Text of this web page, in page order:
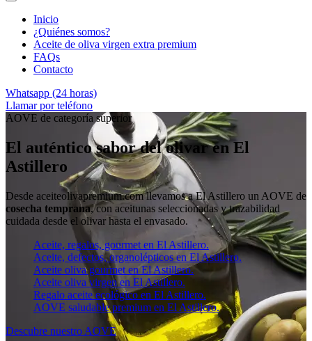
Inicio
¿Quiénes somos?
Aceite de oliva virgen extra premium
FAQs
Contacto
Whatsapp (24 horas)
Llamar por teléfono
AOVE de categoría superior
El auténtico sabor del olivar en El
Astillero
Desde aceiteolivapremium.com llevamos a El Astillero un AOVE de
cosecha temprana, con aceitunas seleccionadas y trazabilidad
cuidada desde el olivar hasta el envasado.
Aceite, regalos, gourmet en El Astillero.
Aceite, defectos, organolépticos en El Astillero.
Aceite oliva gourmet en El Astillero.
Aceite oliva virgen en El Astillero.
Regalo aceite ecológico en El Astillero.
AOVE saludable premium en El Astillero.
Descubre nuestro AOVE